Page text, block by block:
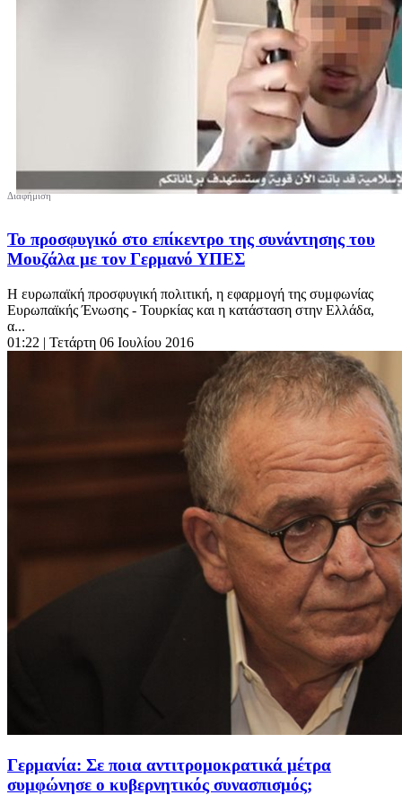
Το προσφυγικό στο επίκεντρο της συνάντησης του
Μουζάλα με τον Γερμανό ΥΠΕΣ
Η ευρωπαϊκή προσφυγική πολιτική, η εφαρμογή της συμφωνίας
Ευρωπαϊκής Ένωσης - Τουρκίας και η κατάσταση στην Ελλάδα,
α...
01:22 | Τετάρτη 06 Ιουλίου 2016
Γερμανία: Σε ποια αντιτρομοκρατικά μέτρα
συμφώνησε ο κυβερνητικός συνασπισμός;